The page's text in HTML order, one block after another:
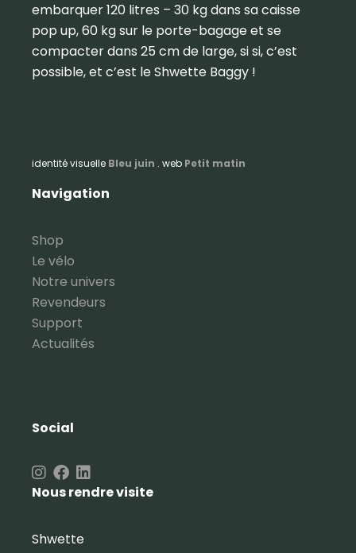
embarquer 120 litres – 30 kg dans sa caisse
pop up, 60 kg sur le porte-bagage et se
compacter dans 25 cm de large, si si, c’est
possible, et c’est le Shwette Baggy !
identité visuelle Bleu juin . web Petit matin
Navigation
Shop
Le vélo
Notre univers
Revendeurs
Support
Actualités
Social
Nous rendre visite
Shwette